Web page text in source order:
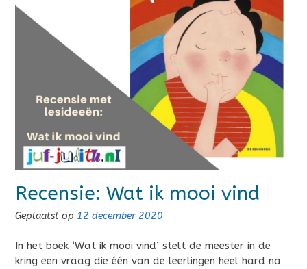
Recensie: Wat ik mooi vind
Geplaatst op 12 december 2020
In het boek ‘Wat ik mooi vind’ stelt de meester in de
kring een vraag die één van de leerlingen heel hard na